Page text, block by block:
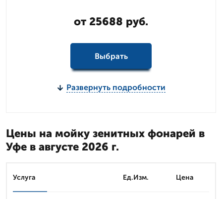
от 25688 руб.
Выбрать
Развернуть подробности
Цены на мойку зенитных фонарей в
Уфе в августе 2026 г.
Услуга Ед.Изм. Цена